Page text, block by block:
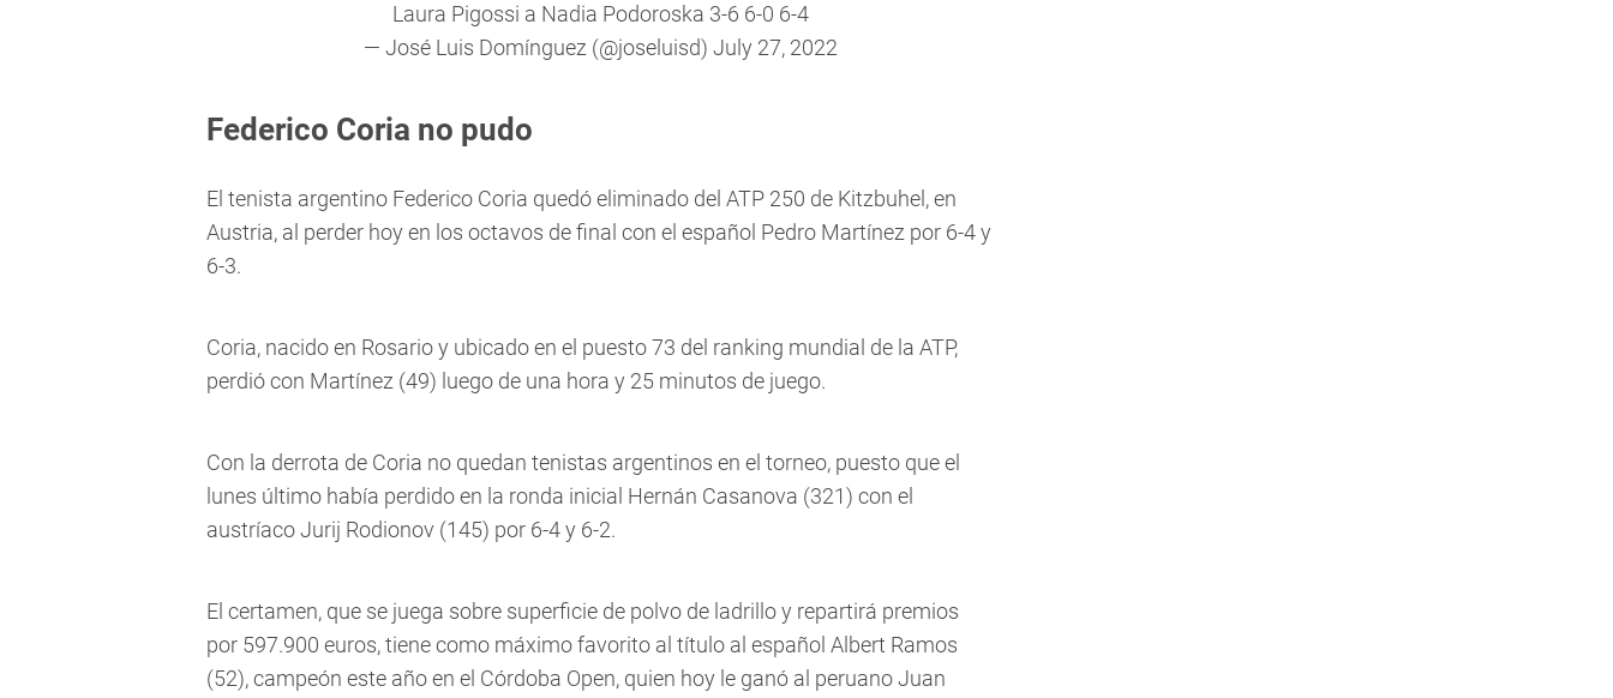
Laura Pigossi a Nadia Podoroska 3-6 6-0 6-4
— José Luis Domínguez (@joseluisd) July 27, 2022
Federico Coria no pudo
El tenista argentino Federico Coria quedó eliminado del ATP 250 de Kitzbuhel, en
Austria, al perder hoy en los octavos de final con el español Pedro Martínez por 6-4 y
6-3.
Coria, nacido en Rosario y ubicado en el puesto 73 del ranking mundial de la ATP,
perdió con Martínez (49) luego de una hora y 25 minutos de juego.
Con la derrota de Coria no quedan tenistas argentinos en el torneo, puesto que el
lunes último había perdido en la ronda inicial Hernán Casanova (321) con el
austríaco Jurij Rodionov (145) por 6-4 y 6-2.
El certamen, que se juega sobre superficie de polvo de ladrillo y repartirá premios
por 597.900 euros, tiene como máximo favorito al título al español Albert Ramos
(52), campeón este año en el Córdoba Open, quien hoy le ganó al peruano Juan